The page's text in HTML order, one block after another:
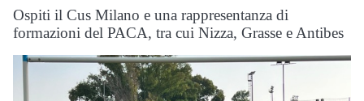
Ospiti il Cus Milano e una rappresentanza di
formazioni del PACA, tra cui Nizza, Grasse e Antibes